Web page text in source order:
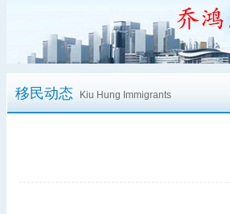
移民动态 Kiu Hung Immigrants